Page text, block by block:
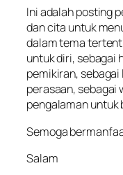
Ini adalah posting
dan cita untuk
dalam tema
untuk diri, sebagai
pemikiran,
perasaan, sebagai
pengalaman untuk
Semoga
Salam